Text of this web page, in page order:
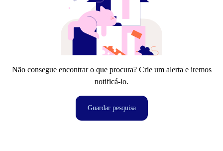
Não consegue encontrar o que procura? Crie um alerta e iremos
notificá-lo.
Guardar pesquisa